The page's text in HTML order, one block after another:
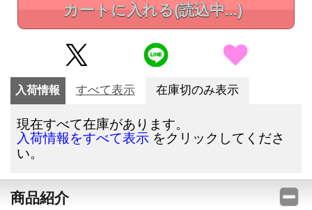
カートに入れる(読込中...)
入荷情報 すべて表示 在庫切のみ表示
現在すべて在庫があります。
入荷情報をすべて表示 をクリックしてくださ
い。
商品紹介